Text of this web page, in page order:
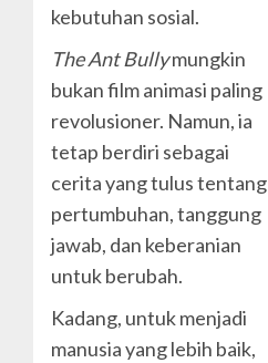
kebutuhan sosial.
The Ant Bullymungkin
bukan film animasi paling
revolusioner. Namun, ia
tetap berdiri sebagai
cerita yang tulus tentang
pertumbuhan, tanggung
jawab, dan keberanian
untuk berubah.
Kadang, untuk menjadi
manusia yang lebih baik,